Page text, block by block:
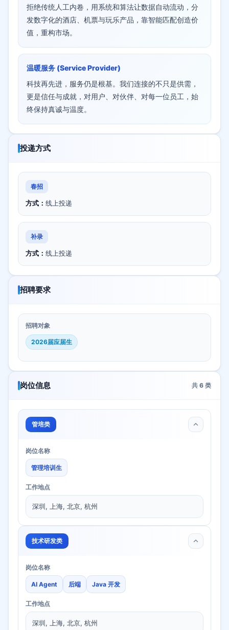
拒绝传统人工内卷，用系统和算法让数据自动流动，分
发数字化的酒店、机票与玩乐产品，靠智能匹配创造价
值，重构市场。
温暖服务 (Service Provider)
科技再先进，服务仍是根基。我们连接的不只是供需，
更是信任与成就，对用户、对伙伴、对每一位员工，始
终保持真诚与温度。
投递方式
春招
方式： 线上投递
补录
方式： 线上投递
招聘要求
招聘对象
2026届应届生
岗位信息 共 6 类
管培类
岗位名称
管理培训生
工作地点
深圳, 上海, 北京, 杭州
技术研发类
岗位名称
AI Agent 后端 Java 开发
工作地点
深圳, 上海, 北京, 杭州